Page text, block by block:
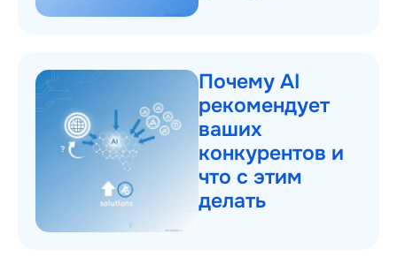
Почему AI
рекомендует
ваших
конкурентов и
что с этим
делать